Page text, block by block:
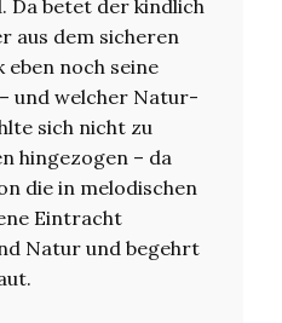
Da betet der kindlich
aus dem sicheren
eben noch seine
und welcher Natur-
sich nicht zu
hingezogen – da
die in melodischen
Eintracht
Natur und begehrt